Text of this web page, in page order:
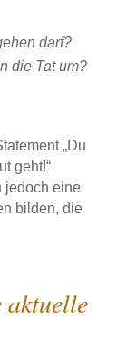
darf?
die Tat um?
„Du
geht!“
jedoch eine
bilden, die
aktuelle